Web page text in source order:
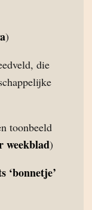
)
die
toonbeeld
weekblad)
‘bonnetje’